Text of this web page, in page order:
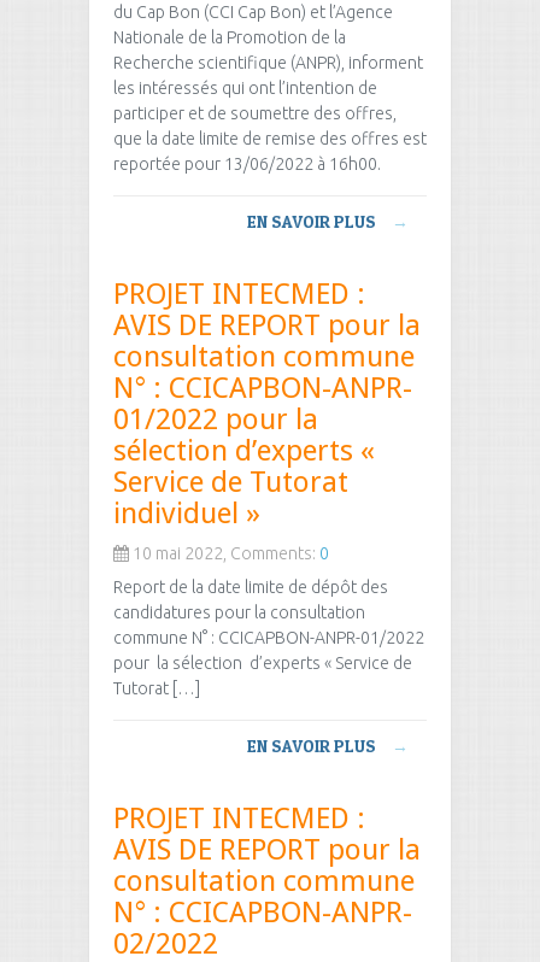
du Cap Bon (CCI Cap Bon) et l’Agence
Nationale de la Promotion de la
Recherche scientifique (ANPR), informent
les intéressés qui ont l’intention de
participer et de soumettre des offres,
que la date limite de remise des offres est
reportée pour 13/06/2022 à 16h00.
EN SAVOIR PLUS →
PROJET INTECMED :
AVIS DE REPORT pour la
consultation commune
N° : CCICAPBON-ANPR-
01/2022 pour la
sélection d’experts «
Service de Tutorat
individuel »
10 mai 2022, Comments: 0
Report de la date limite de dépôt des
candidatures pour la consultation
commune N° : CCICAPBON-ANPR-01/2022
pour la sélection d’experts « Service de
Tutorat […]
EN SAVOIR PLUS →
PROJET INTECMED :
AVIS DE REPORT pour la
consultation commune
N° : CCICAPBON-ANPR-
02/2022